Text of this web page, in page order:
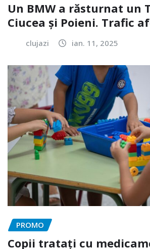
Un BMW a răsturnat un
Ciucea și Poieni. Trafic
clujazi ian. 11, 2025
PROMO
Copii tratați cu